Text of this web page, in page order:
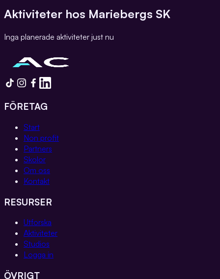
Aktiviteter hos Mariebergs SK
Inga planerade aktiviteter just nu
FÖRETAG
Start
Non profit
Partners
Skolor
Om oss
Kontakt
RESURSER
Utforska
Aktiviteter
Studios
Logga in
ÖVRIGT